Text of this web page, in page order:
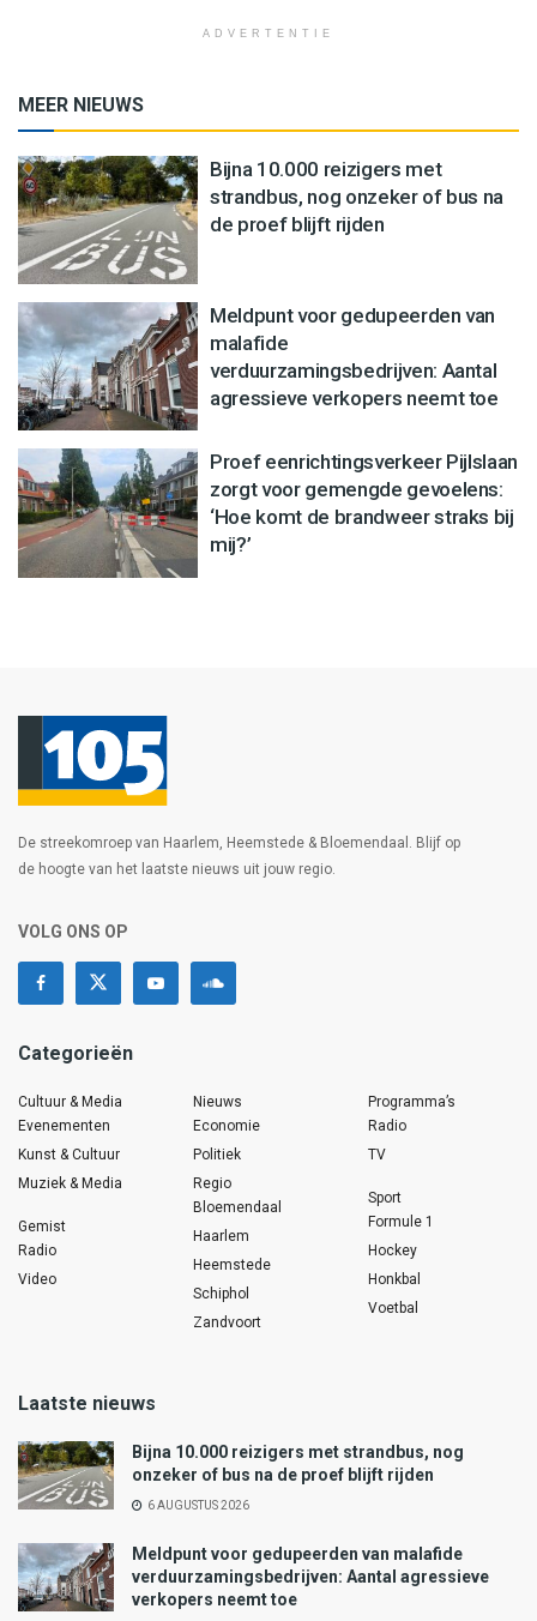
ADVERTENTIE
MEER NIEUWS
Bijna 10.000 reizigers met
strandbus, nog onzeker of bus na
de proef blijft rijden
Meldpunt voor gedupeerden van
malafide
verduurzamingsbedrijven: Aantal
agressieve verkopers neemt toe
Proef eenrichtingsverkeer Pijlslaan
zorgt voor gemengde gevoelens:
‘Hoe komt de brandweer straks bij
mij?’
De streekomroep van Haarlem, Heemstede & Bloemendaal. Blijf op
de hoogte van het laatste nieuws uit jouw regio.
VOLG ONS OP
Categorieën
Cultuur & Media
Evenementen
Kunst & Cultuur
Muziek & Media
Gemist
Radio
Video
Nieuws
Economie
Politiek
Regio
Bloemendaal
Haarlem
Heemstede
Schiphol
Zandvoort
Programma’s
Radio
TV
Sport
Formule 1
Hockey
Honkbal
Voetbal
Laatste nieuws
Bijna 10.000 reizigers met strandbus, nog
onzeker of bus na de proef blijft rijden
6 AUGUSTUS 2026
Meldpunt voor gedupeerden van malafide
verduurzamingsbedrijven: Aantal agressieve
verkopers neemt toe